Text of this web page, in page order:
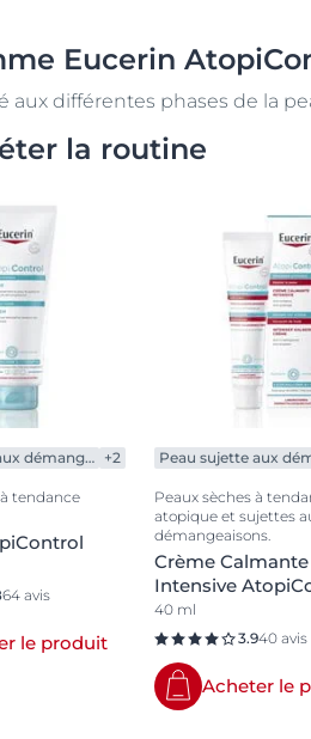
Eucerin
aux différentes phases de la
la routine
Peau sujette aux démangeaisons +2
tendance
64 avis
le produit
Peaux sèches à
atopique et sujettes
démangeaisons.
Crème Calmante
Intensive
40 ml
3.940 avis
Acheter le